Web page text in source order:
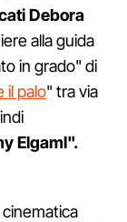
Debora
alla guida
in grado" di
il palo" tra via
Elgaml".
cinematica